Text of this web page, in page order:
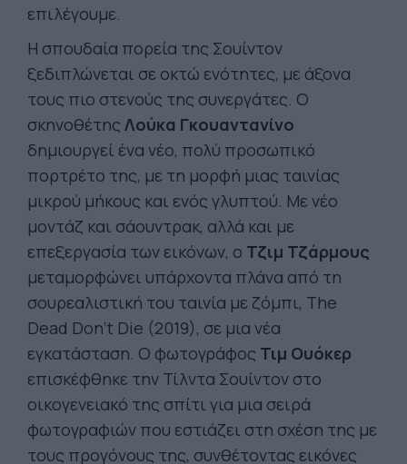
επιλέγουμε.
Η σπουδαία πορεία της Σουίντον
ξεδιπλώνεται σε οκτώ ενότητες, με άξονα
τους πιο στενούς της συνεργάτες. Ο
σκηνοθέτης Λούκα Γκουαντανίνο
δημιουργεί ένα νέο, πολύ προσωπικό
πορτρέτο της, με τη μορφή μιας ταινίας
μικρού μήκους και ενός γλυπτού. Με νέο
μοντάζ και σάουντρακ, αλλά και με
επεξεργασία των εικόνων, ο Τζιμ Τζάρμους
μεταμορφώνει υπάρχοντα πλάνα από τη
σουρεαλιστική του ταινία με ζόμπι, The
Dead Don’t Die (2019), σε μια νέα
εγκατάσταση. Ο φωτογράφος Τιμ Ουόκερ
επισκέφθηκε την Τίλντα Σουίντον στο
οικογενειακό της σπίτι για μια σειρά
φωτογραφιών που εστιάζει στη σχέση της με
τους προγόνους της, συνθέτοντας εικόνες